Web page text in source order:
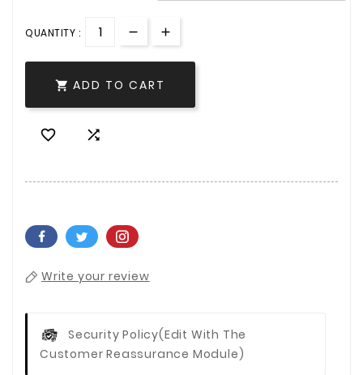
QUANTITY :
 ADD TO CART
 
Write your review
Security Policy(edit With The
Customer Reassurance Module)